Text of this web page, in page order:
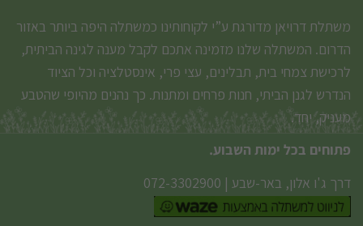
משתלת דרויאן מדורגת ע”י לקוחותינו כמשתלה היפה ביותר באזור
הדרום. המשתלה שלנו מזמינה אתכם לקבל מענה לגינה הביתית,
לרכישת צמחי בית, תבלינים, עצי פרי, אינסטלציה וכל הציוד
הנדרש לגנן הביתי, חנות פרחים ומתנות. כך נהנים מהיופי שהטבע
מעניק, יחד.
פתוחים בכל ימות השבוע.
דרך ג'ו אלון, באר-שבע |
072-3302900